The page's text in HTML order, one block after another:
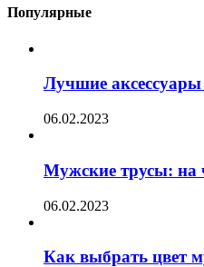
Популярные
Лучшие
06.02.2023
Мужские трусы: на
06.02.2023
Как выбрать цвет